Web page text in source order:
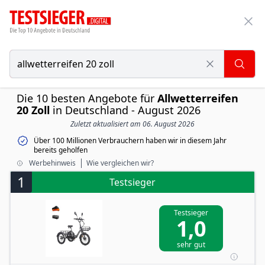
Die 10 besten Angebote für Allwetterreifen
20 Zoll in Deutschland - August 2026
Zuletzt aktualisiert am 06. August 2026
Über 100 Millionen Verbrauchern haben wir in diesem Jahr
bereits geholfen
Werbehinweis
Wie vergleichen wir?
1 Testsieger
Testsieger
1,0
sehr gut